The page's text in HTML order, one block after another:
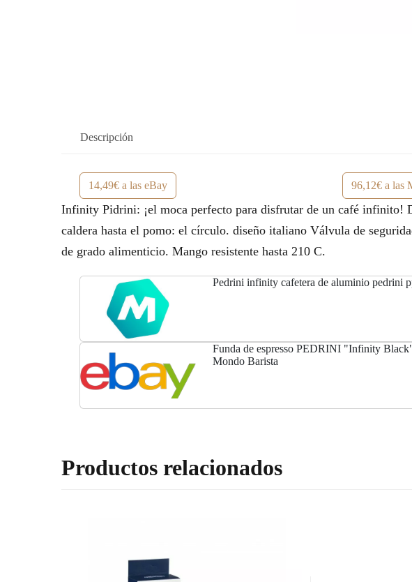
Descripción
14,49€ a las eBay 96,12€ a las
Infinity Pidrini: ¡el moca perfecto para disfrutar de un café infinito!
caldera hasta el pomo: el círculo. diseño italiano Válvula de
de grado alimenticio. Mango resistente hasta 210 C.
Pedrini infinity cafetera de aluminio pedrini
Funda de espresso PEDRINI "Infinity
Mondo Barista
Productos relacionados